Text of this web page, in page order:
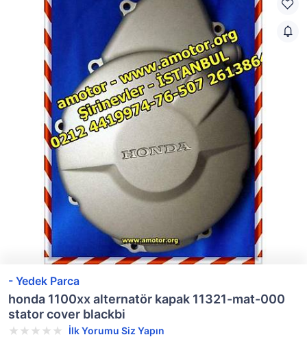
- Yedek Parca
honda 1100xx alternatör kapak 11321-mat-000
stator cover blackbi
İlk Yorumu Siz Yapın